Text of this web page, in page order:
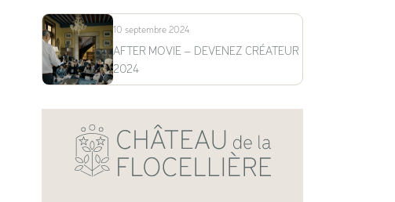
10 septembre 2024
AFTER MOVIE – DEVENEZ CRÉATEUR
2024